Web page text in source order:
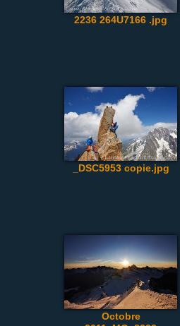
2236 264U7166 .jpg
_DSC5953 copie.jpg
Octobre